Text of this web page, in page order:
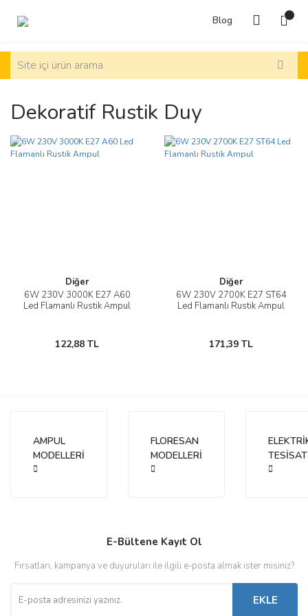
Blog
Dekoratif Rustik Duy
Diğer
6W 230V 3000K E27 A60
Led Flamanlı Rustik Ampul
122,88 TL
Diğer
6W 230V 2700K E27 ST64
Led Flamanlı Rustik Ampul
171,39 TL
AMPUL
MODELLERİ
FLORESAN
MODELLERİ
TESİSAT
E-Bültene Kayıt Ol
Fırsatları, kampanya ve duyuruları ile ilgili e-posta almak ister misiniz?
EKLE